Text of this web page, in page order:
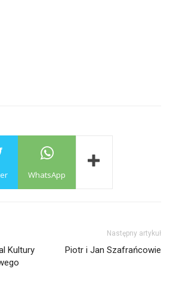
WhatsApp
Kultury
Następny artykuł
Piotr i Jan Szafrańcowie